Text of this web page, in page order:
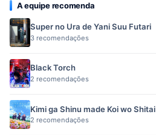
A equipe recomenda
Super no Ura de Yani Suu Futari
3 recomendações
Black Torch
2 recomendações
Kimi ga Shinu made Koi wo Shitai
2 recomendações